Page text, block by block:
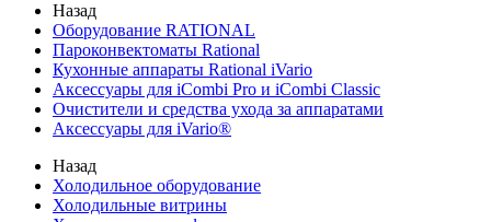
Назад
Оборудование RATIONAL
Пароконвектоматы Rational
Кухонные аппараты Rational iVario
Аксессуары для iCombi Pro и iCombi Classic
Очистители и средства ухода за аппаратами
Аксессуары для iVario®
Назад
Холодильное оборудование
Холодильные витрины